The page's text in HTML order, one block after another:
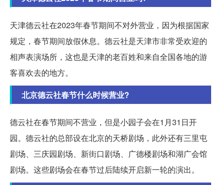
天津德云社在2023年春节期间不对外营业，因为根据国家
规定，春节期间放假休息。德云社是天津市非常受欢迎的
相声表演场所，这也是天津的老百姓和来自全国各地的游
客喜欢去的地方。
北京德云社春节什么时候营业?
德云社在春节期间不营业，但是小园子会在1月31日开
园。德云社的总部设在北京的天桥剧场，此外还有三里屯
剧场、三庆园剧场、新街口剧场、广德楼剧场和湖广会馆
剧场。这些剧场会在春节过后陆续开启新一轮的演出。